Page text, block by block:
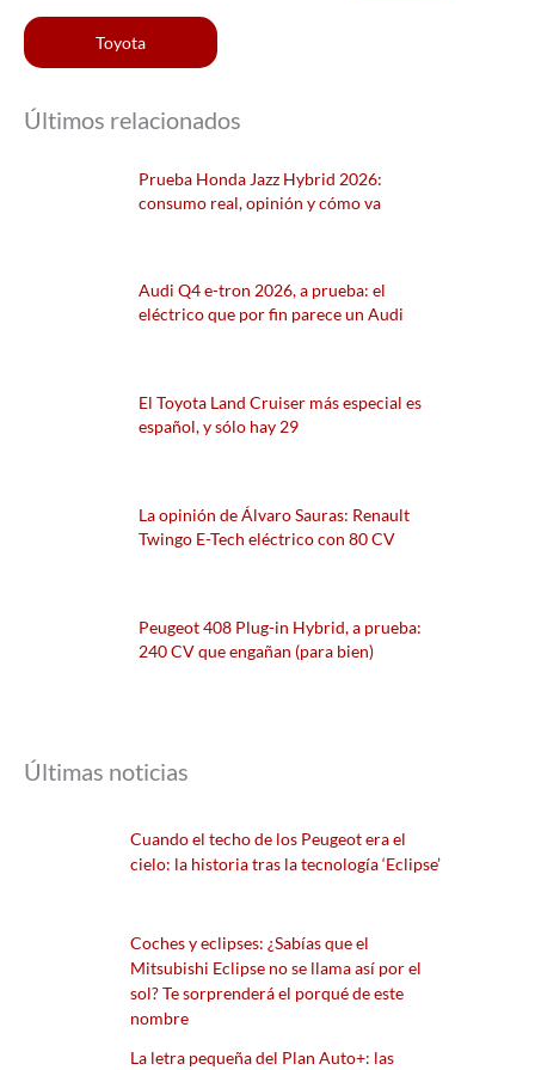
Toyota
Últimos relacionados
Prueba Honda Jazz Hybrid 2026:
consumo real, opinión y cómo va
Audi Q4 e-tron 2026, a prueba: el
eléctrico que por fin parece un Audi
El Toyota Land Cruiser más especial es
español, y sólo hay 29
La opinión de Álvaro Sauras: Renault
Twingo E-Tech eléctrico con 80 CV
Peugeot 408 Plug-in Hybrid, a prueba:
240 CV que engañan (para bien)
Últimas noticias
Cuando el techo de los Peugeot era el
cielo: la historia tras la tecnología ‘Eclipse’
Coches y eclipses: ¿Sabías que el
Mitsubishi Eclipse no se llama así por el
sol? Te sorprenderá el porqué de este
nombre
La letra pequeña del Plan Auto+: las